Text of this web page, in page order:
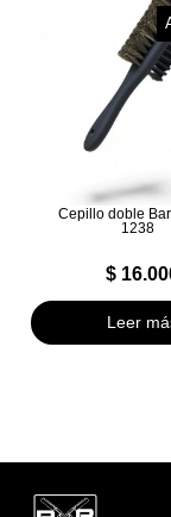
Cepillo doble
1238
$
Leer